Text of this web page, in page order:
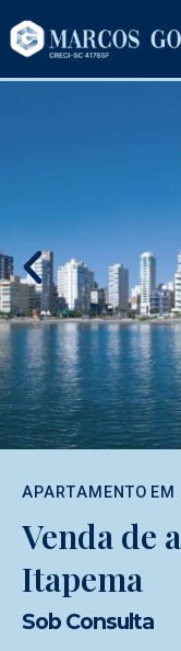
APARTAMENTO EM
Venda de
Itapema
Sob Consulta